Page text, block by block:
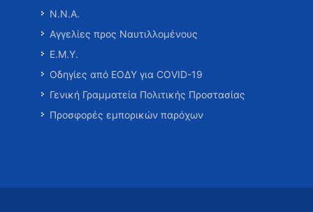
Ν.Ν.Α.
Αγγελίες προς Ναυτιλλομένους
Ε.Μ.Υ.
Οδηγίες από ΕΟΔΥ για COVID-19
Γενική Γραμματεία Πολιτικής Προστασίας
Προσφορές εμπορικών παρόχων